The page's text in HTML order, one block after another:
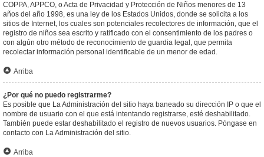
COPPA, APPCO, o Acta de Privacidad y Protección de Niños menores de 13
años del año 1998, es una ley de los Estados Unidos, donde se solicita a los
sitios de Internet, los cuales son potenciales recolectores de información, que el
registro de niños sea escrito y ratificado con el consentimiento de los padres o
con algún otro método de reconocimiento de guardia legal, que permita
recolectar información personal identificable de un menor de edad.
Arriba
¿Por qué no puedo registrarme?
Es posible que La Administración del sitio haya baneado su dirección IP o que el
nombre de usuario con el que está intentando registrarse, esté deshabilitado.
También puede estar deshabilitado el registro de nuevos usuarios. Póngase en
contacto con La Administración del sitio.
Arriba